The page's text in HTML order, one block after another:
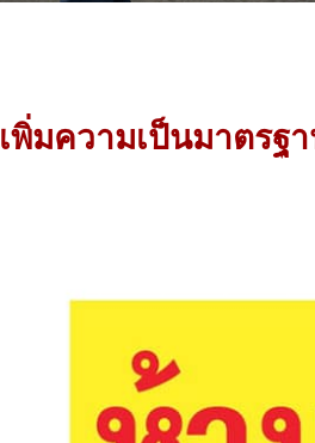
เพิ่มความเป็นมาตรฐ